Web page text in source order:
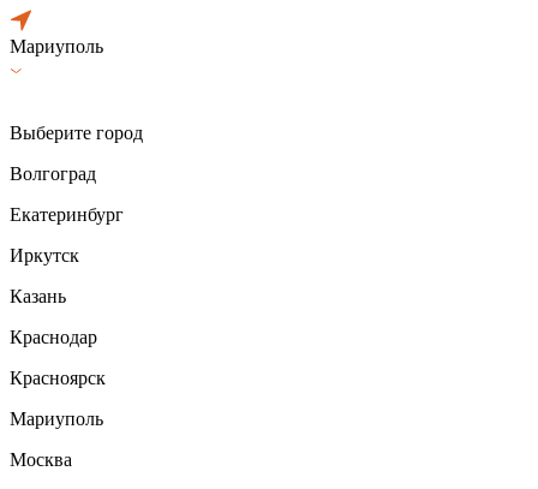
Мариуполь
Выберите город
Волгоград
Екатеринбург
Иркутск
Казань
Краснодар
Красноярск
Мариуполь
Москва